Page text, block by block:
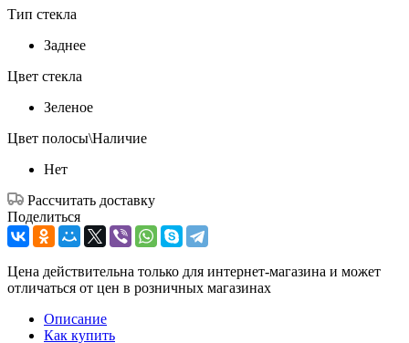
Тип стекла
Заднее
Цвет стекла
Зеленое
Цвет полосы\Наличие
Нет
Рассчитать доставку
Поделиться
Цена действительна только для интернет-магазина и может
отличаться от цен в розничных магазинах
Описание
Как купить